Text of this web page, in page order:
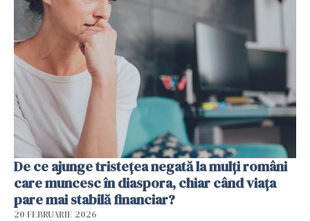
De ce ajunge tristețea negată la mulți români
care muncesc în diaspora, chiar când viața
pare mai stabilă financiar?
20 FEBRUARIE 2026